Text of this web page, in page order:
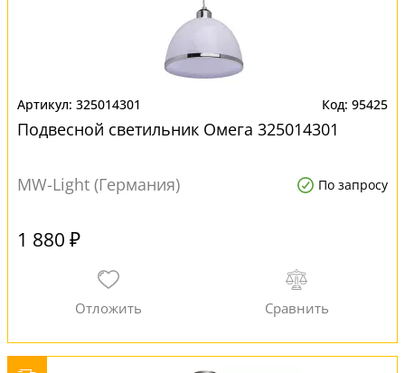
325014301 95425
Подвесной светильник Омега 325014301
MW-Light (Германия) По запросу
1 880 ₽